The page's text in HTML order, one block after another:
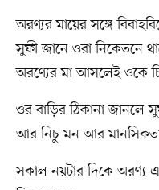
অরণ্যর মায়ের সঙ্গে
সুফী জানে ওরা নিকেতনে
অরণ্যের মা আসলেই ওকে
ওর বাড়ির ঠিকানা
আর নিচু মন আর
সকাল নয়টার দিকে অরণ্য